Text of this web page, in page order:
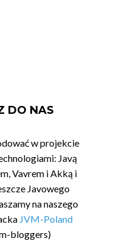
DO NAS
w projekcie
Javą
Vavrem i Akką i
Javowego
na naszego
JVM-Poland
bloggers)